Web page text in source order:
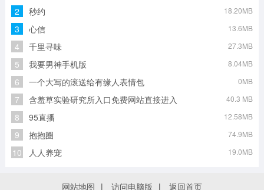
2 秒约 18.20MB
3 心信 13.6MB
4 千里寻味 27.3MB
5 我要男神手机版 8.04MB
6 一个大写的滚送给有缘人表情包 0MB
7 含羞草实验研究所入口免费网站直接进入 40.3 MB
8 95直播 12.58MB
9 抱抱圈 74.9MB
10 人人养宠 19.0MB
网站地图 | 访问电脑版 | 返回首页